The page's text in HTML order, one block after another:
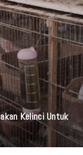
Kelinci Untuk